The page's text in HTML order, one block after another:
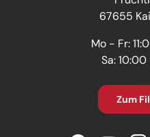
67655
Mo - Fr:
Sa:
Zum